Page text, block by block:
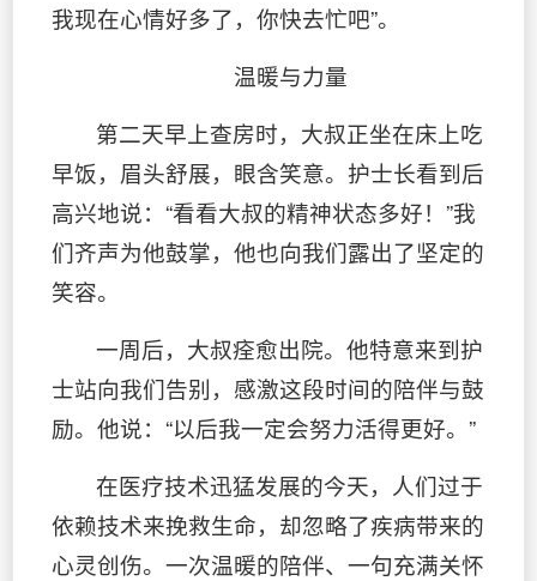
我现在心情好多了，你快去忙吧”。
温暖与力量
第二天早上查房时，大叔正坐在床上吃
早饭，眉头舒展，眼含笑意。护士长看到后
高兴地说：“看看大叔的精神状态多好！”我
们齐声为他鼓掌，他也向我们露出了坚定的
笑容。
一周后，大叔痊愈出院。他特意来到护
士站向我们告别，感激这段时间的陪伴与鼓
励。他说：“以后我一定会努力活得更好。”
在医疗技术迅猛发展的今天，人们过于
依赖技术来挽救生命，却忽略了疾病带来的
心灵创伤。一次温暖的陪伴、一句充满关怀